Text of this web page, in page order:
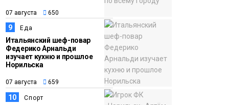
07 августа 650
9 Еда
Итальянский шеф-повар
Федерико Арнальди
изучает кухню и прошлое
Норильска
07 августа 659
10 Спорт